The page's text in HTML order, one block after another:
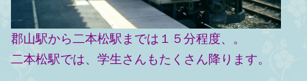
郡山駅から二本松駅までは１５分程度、。
二本松駅では、学生さんもたくさん降ります。